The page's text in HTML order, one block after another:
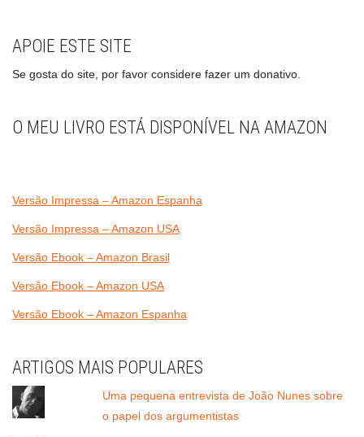
APOIE ESTE SITE
Se gosta do site, por favor considere fazer um donativo.
O MEU LIVRO ESTÁ DISPONÍVEL NA AMAZON
Versão Impressa – Amazon Espanha
Versão Impressa – Amazon USA
Versão Ebook – Amazon Brasil
Versão Ebook – Amazon USA
Versão Ebook – Amazon Espanha
ARTIGOS MAIS POPULARES
Uma pequena entrevista de João Nunes sobre
o papel dos argumentistas